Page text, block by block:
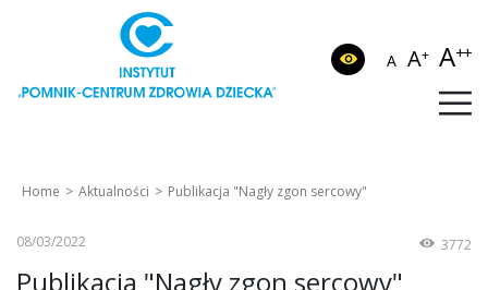
A A+ A++
Home Aktualności Publikacja "Nagły zgon sercowy"
08/03/2022 3772
Publikacja "Nagły zgon sercowy"